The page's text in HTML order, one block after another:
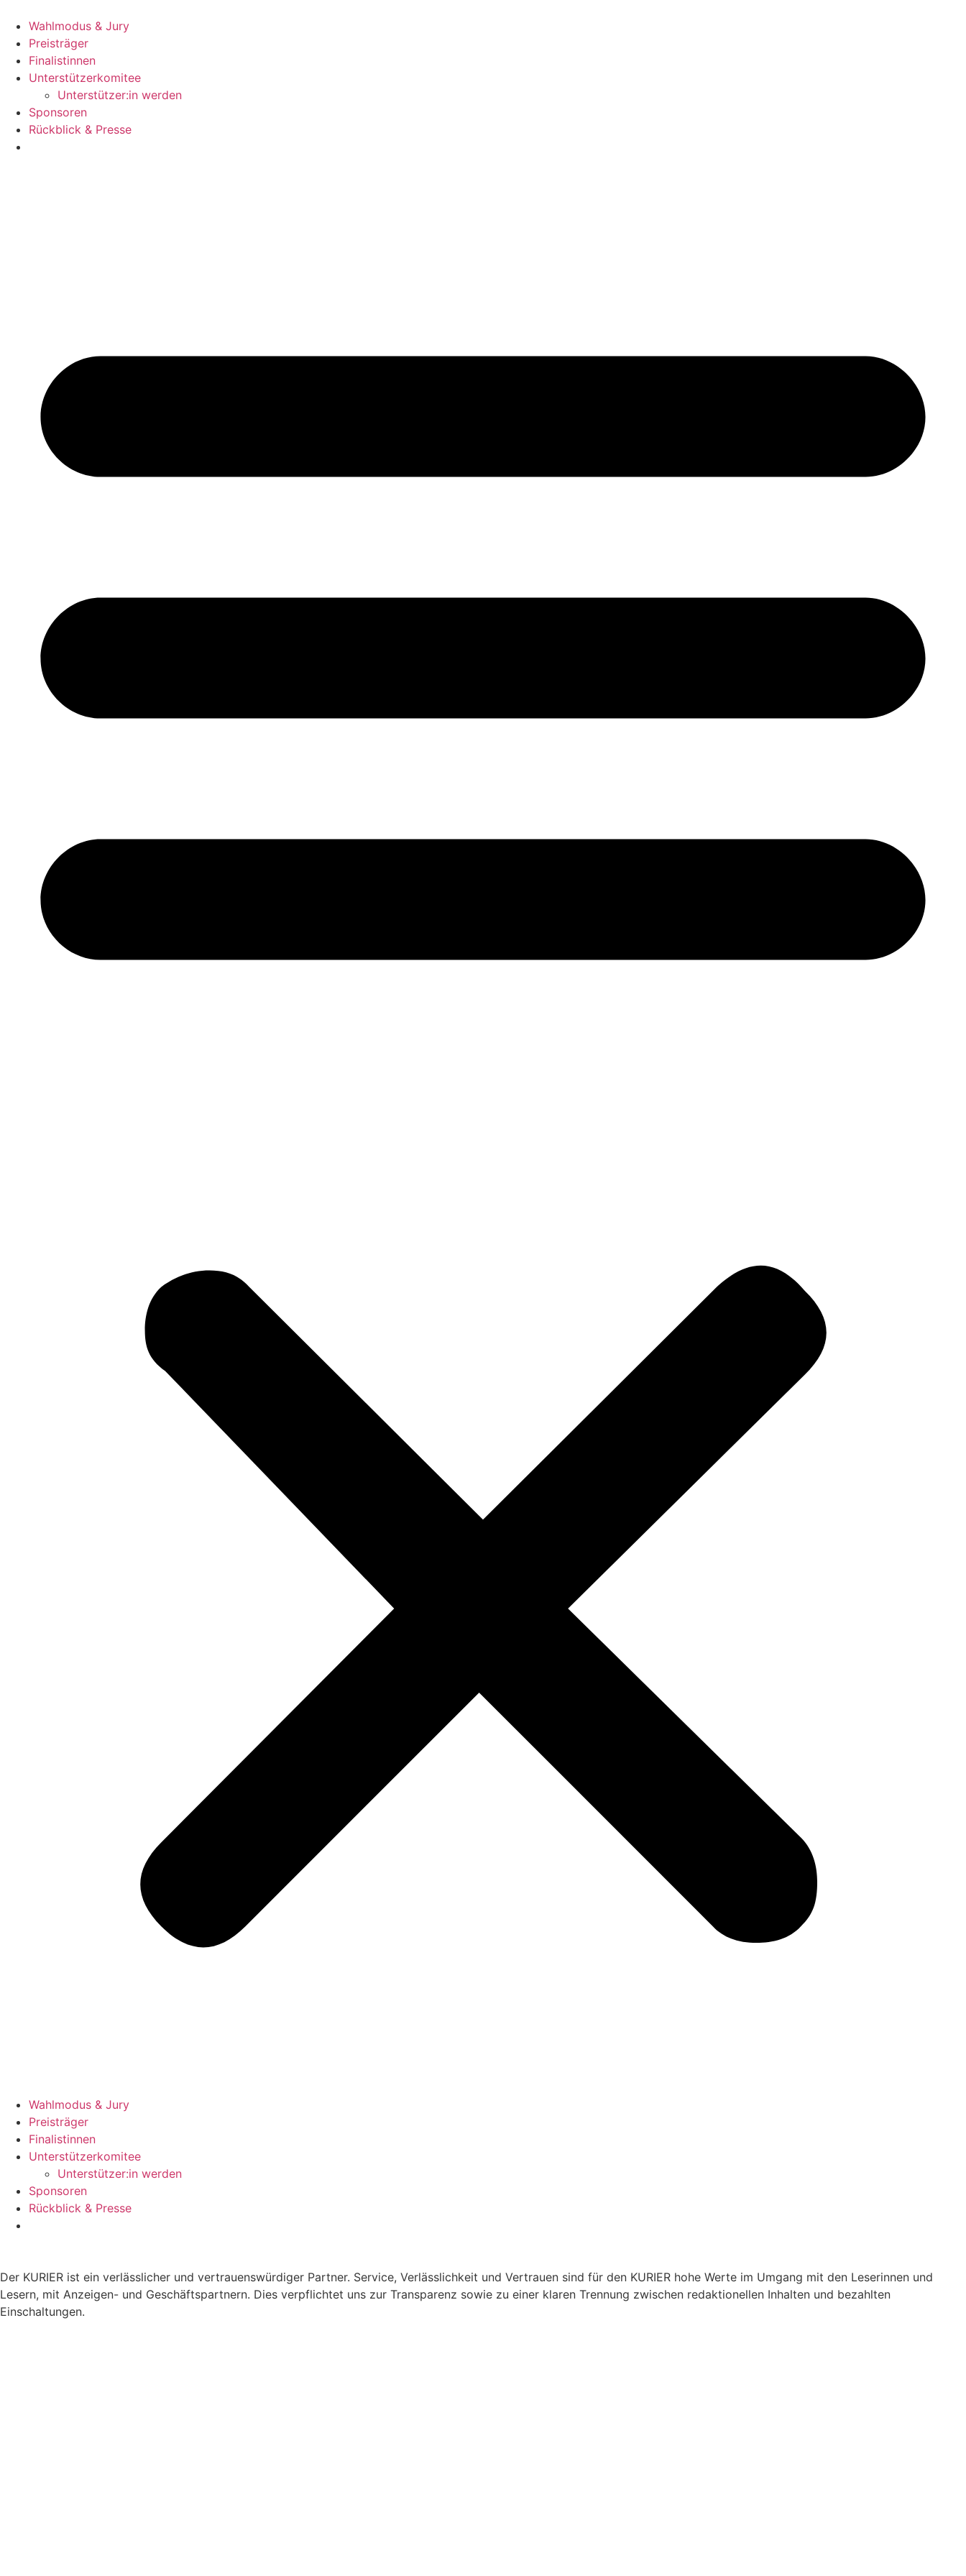
Inhalt
wechseln
Wahlmodus & Jury
Preisträger
Finalistinnen
Unterstützerkomitee
Unterstützer:in werden
Sponsoren
Rückblick & Presse
Wahlmodus & Jury
Preisträger
Finalistinnen
Unterstützerkomitee
Unterstützer:in werden
Sponsoren
Rückblick & Presse
Der KURIER ist ein verlässlicher und vertrauenswürdiger Partner. Service, Verlässlichkeit und Vertrauen sind für den KURIER hohe Werte im Umgang mit den Leserinnen und
Lesern, mit Anzeigen- und Geschäftspartnern. Dies verpflichtet uns zur Transparenz sowie zu einer klaren Trennung zwischen redaktionellen Inhalten und bezahlten
Einschaltungen.